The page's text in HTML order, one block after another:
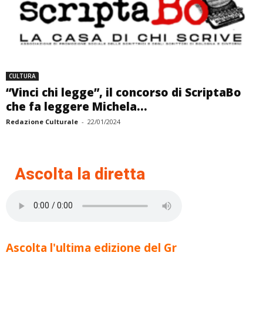
CULTURA
“Vinci chi legge”, il concorso di ScriptaBo
che fa leggere Michela...
Redazione Culturale - 22/01/2024
Ascolta la diretta
Ascolta l'ultima edizione del Gr